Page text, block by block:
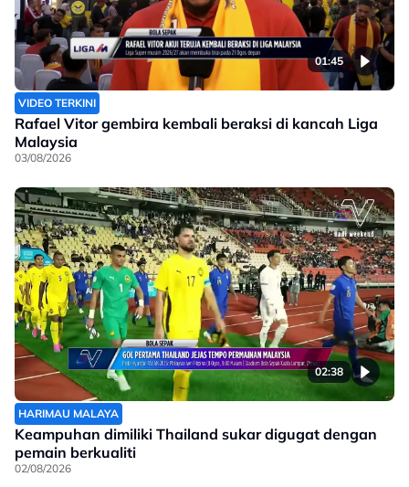
01:45
VIDEO TERKINI
Rafael Vitor gembira kembali beraksi di kancah Liga
Malaysia
03/08/2026
02:38
HARIMAU MALAYA
Keampuhan dimiliki Thailand sukar digugat dengan
pemain berkualiti
02/08/2026